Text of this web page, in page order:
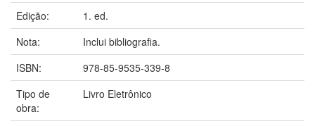
Edição:
1. ed.
Nota:
Inclui bibliografia.
ISBN:
978-85-9535-339-8
Tipo de
obra:
Livro Eletrônico